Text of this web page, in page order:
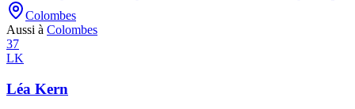
Colombes
Aussi à Colombes
37
LK
Léa Kern